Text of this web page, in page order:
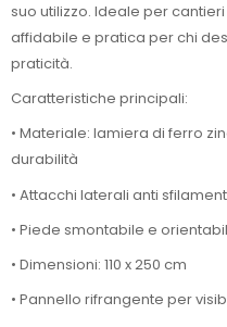
suo utilizzo. Ideale per
affidabile e pratica per chi
praticità.
Caratteristiche principali:
• Materiale: lamiera di ferro
durabilità
• Attacchi laterali anti
• Piede smontabile e
• Dimensioni: 110 x 250 cm
• Pannello rifrangente per